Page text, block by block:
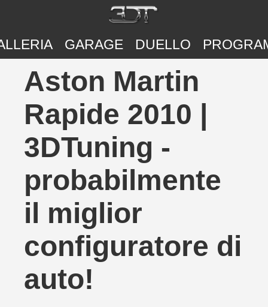
GARAGE DUELLO
Aston Martin
Rapide 2010 |
3DTuning -
probabilmente
il miglior
configuratore di
auto!